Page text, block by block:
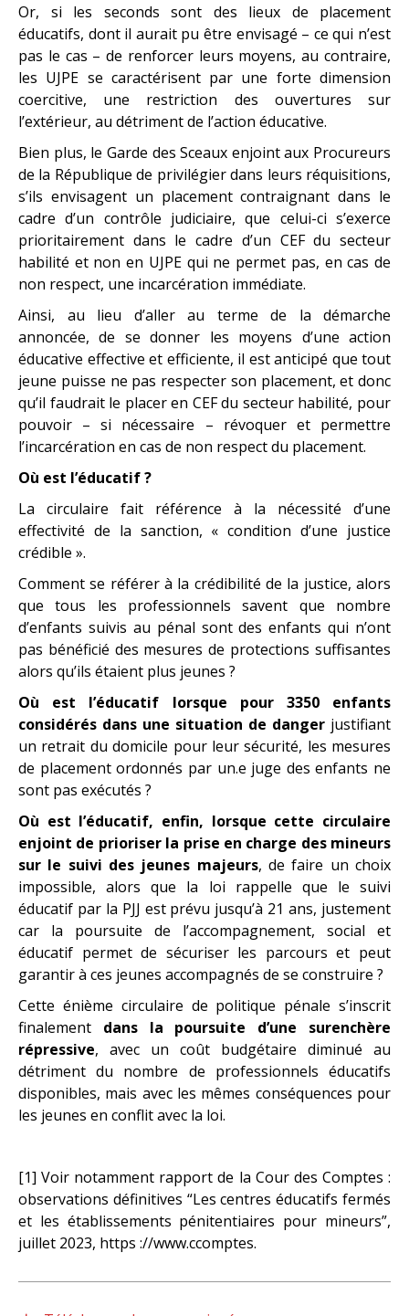
Or, si les seconds sont des lieux de placement
éducatifs, dont il aurait pu être envisagé – ce qui n’est
pas le cas – de renforcer leurs moyens, au contraire,
les UJPE se caractérisent par une forte dimension
coercitive, une restriction des ouvertures sur
l’extérieur, au détriment de l’action éducative.
Bien plus, le Garde des Sceaux enjoint aux Procureurs
de la République de privilégier dans leurs réquisitions,
s’ils envisagent un placement contraignant dans le
cadre d’un contrôle judiciaire, que celui-ci s’exerce
prioritairement dans le cadre d’un CEF du secteur
habilité et non en UJPE qui ne permet pas, en cas de
non respect, une incarcération immédiate.
Ainsi, au lieu d’aller au terme de la démarche
annoncée, de se donner les moyens d’une action
éducative effective et efficiente, il est anticipé que tout
jeune puisse ne pas respecter son placement, et donc
qu’il faudrait le placer en CEF du secteur habilité, pour
pouvoir – si nécessaire – révoquer et permettre
l’incarcération en cas de non respect du placement.
Où est l’éducatif ?
La circulaire fait référence à la nécessité d’une
effectivité de la sanction, « condition d’une justice
crédible ».
Comment se référer à la crédibilité de la justice, alors
que tous les professionnels savent que nombre
d’enfants suivis au pénal sont des enfants qui n’ont
pas bénéficié des mesures de protections suffisantes
alors qu’ils étaient plus jeunes ?
Où est l’éducatif lorsque pour 3350 enfants
considérés dans une situation de danger justifiant
un retrait du domicile pour leur sécurité, les mesures
de placement ordonnés par un.e juge des enfants ne
sont pas exécutés ?
Où est l’éducatif, enfin, lorsque cette circulaire
enjoint de prioriser la prise en charge des mineurs
sur le suivi des jeunes majeurs, de faire un choix
impossible, alors que la loi rappelle que le suivi
éducatif par la PJJ est prévu jusqu’à 21 ans, justement
car la poursuite de l’accompagnement, social et
éducatif permet de sécuriser les parcours et peut
garantir à ces jeunes accompagnés de se construire ?
Cette énième circulaire de politique pénale s’inscrit
finalement dans la poursuite d’une surenchère
répressive, avec un coût budgétaire diminué au
détriment du nombre de professionnels éducatifs
disponibles, mais avec les mêmes conséquences pour
les jeunes en conflit avec la loi.
[1] Voir notamment rapport de la Cour des Comptes :
observations définitives “Les centres éducatifs fermés
et les établissements pénitentiaires pour mineurs”,
juillet 2023, https ://www.ccomptes.